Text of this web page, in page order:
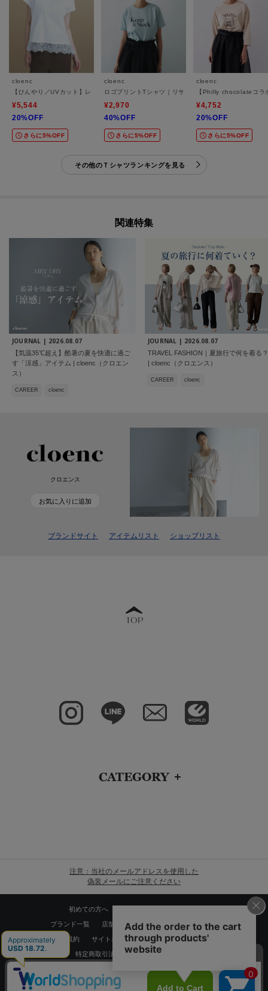
cloenc
【ひんやり／UVカット】レース フレンチスリーブプルオーバー
¥5,544
20%OFF
さらに5%OFF
cloenc
ロゴプリントTシャツ｜リサイクルポリエステル
¥2,970
40%OFF
さらに5%OFF
cloenc
【Philly chocolateコラ
¥4,752
20%OFF
さらに5%OFF
その他のＴシャツランキングを見る
関連特集
JOURNAL | 2026.08.07
【気温35℃超え】酷暑の夏を快適に過ご
す「涼感」アイテム | cloenc（クロエン
ス）
CAREER cloenc
JOURNAL | 2026.08.07
TRAVEL FASHION｜夏旅行で何を着る？
| cloenc（クロエンス）
CAREER cloenc
クロエンス
お気に入りに追加
ブランドサイト アイテムリスト ショップリスト
TOP
CATEGORY
注意：当社のメールアドレスを使用した
偽装メールにご注意ください
初めての方へ
ブランド一覧 店舗検索 企業情報 株主優待制度
利用規約 サイトポリシー プライバシーポリシー
特定商取引法に基づく表記
Copyrights © WORLD CO.,LTD. All rights reserved.